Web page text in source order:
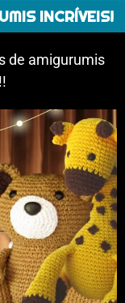
INCRÍVEIS!
de amigurumis